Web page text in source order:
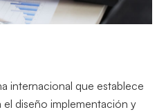
internacional que establece
el diseño implementación y